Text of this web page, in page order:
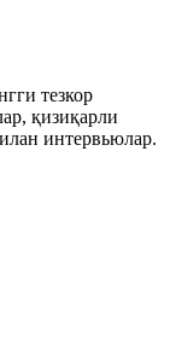
тезкор
қизиқарли
интервьюлар.